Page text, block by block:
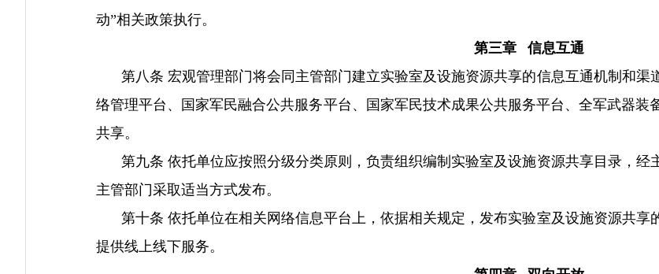
动”相关政策执行。
第三章 信息互通
第八条 宏观管理部门将会同主管部门建立实验室及设施资源共享的信息互通机制和渠
络管理平台、国家军民融合公共服务平台、国家军民技术成果公共服务平台、全军武器
共享。
第九条 依托单位应按照分级分类原则，负责组织编制实验室及设施资源共享目录，经
主管部门采取适当方式发布。
第十条 依托单位在相关网络信息平台上，依据相关规定，发布实验室及设施资源共享
提供线上线下服务。